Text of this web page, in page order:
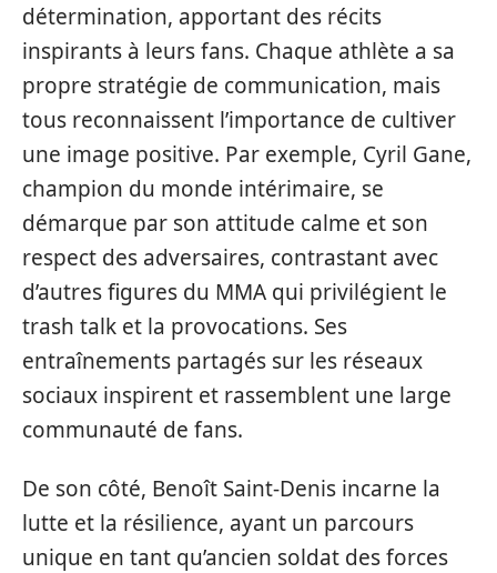
détermination, apportant des récits
inspirants à leurs fans. Chaque athlète a sa
propre stratégie de communication, mais
tous reconnaissent l’importance de cultiver
une image positive. Par exemple, Cyril Gane,
champion du monde intérimaire, se
démarque par son attitude calme et son
respect des adversaires, contrastant avec
d’autres figures du MMA qui privilégient le
trash talk et la provocations. Ses
entraînements partagés sur les réseaux
sociaux inspirent et rassemblent une large
communauté de fans.
De son côté, Benoît Saint-Denis incarne la
lutte et la résilience, ayant un parcours
unique en tant qu’ancien soldat des forces